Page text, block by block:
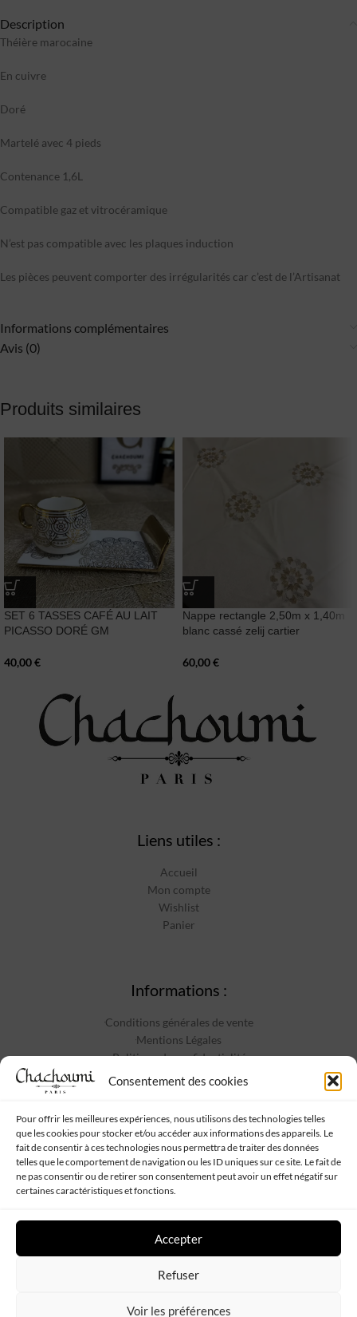
Consentement des cookies
Pour offrir les meilleures expériences, nous utilisons des technologies telles
que les cookies pour stocker et/ou accéder aux informations des appareils. Le
fait de consentir à ces technologies nous permettra de traiter des données
telles que le comportement de navigation ou les ID uniques sur ce site. Le fait de
ne pas consentir ou de retirer son consentement peut avoir un effet négatif sur
certaines caractéristiques et fonctions.
Accepter
Refuser
Voir les préférences
Description
Théière marocaine
En cuivre
Doré
Martelé avec 4 pieds
Contenance 1,6L
Compatible gaz et vitrocéramique
N’est pas compatible avec les plaques induction
Les pièces peuvent comporter des irrégularités car c’est de l’Artisanat
Informations complémentaires
Avis (0)
Produits similaires
SET 6 TASSES CAFÉ AU LAIT
PICASSO DORÉ GM
40,00€
Nappe rectangle 2,50m x 1,40m
blanc cassé zelij cartier
60,00€
Liens utiles :
Accueil
Mon compte
Wishlist
Panier
Informations :
Conditions générales de vente
Mentions Légales
Politique de confidentialité
Contact
Suivez-nous :
Chachoumi Tous droits réservés - Propulsé parWeb My Sister-Plan
de site